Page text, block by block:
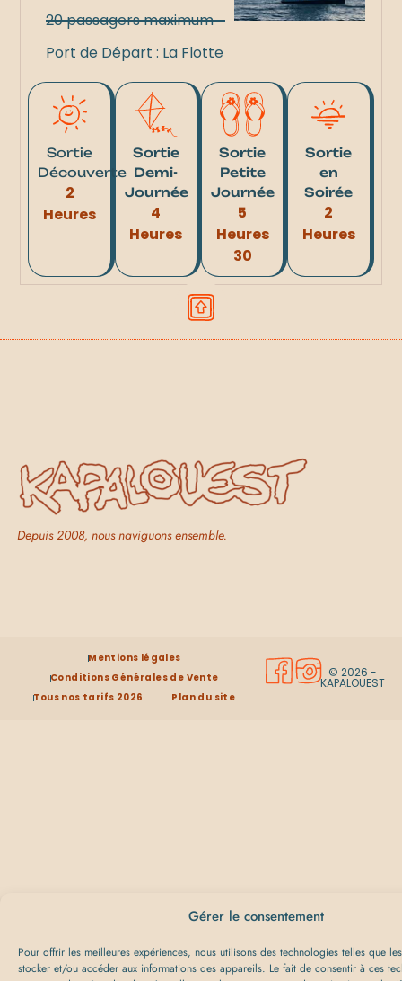
Gérer le consentement
Pour offrir les meilleures expériences, nous utilisons des technologies telles que
stocker et/ou accéder aux informations des appareils. Le fait de consentir à ces
20 passagers maximum
Port de Départ : La Flotte
Sortie
Découverte
2
Heures
Sortie
Demi-
Journée
4
Heures
Sortie
Petite
Journée
5
Heures
30
Sortie
en
Soirée
2
Heures
Depuis 2008, nous naviguons ensemble.
Mentions légales
Conditions Générales de Vente
Tous nos tarifs 2026
Plan du site
© 2026 -
KAPALOUEST